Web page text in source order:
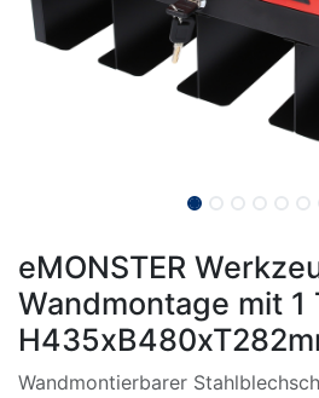
eMONSTER
Wandmontage mit 1
Wandmontierbarer